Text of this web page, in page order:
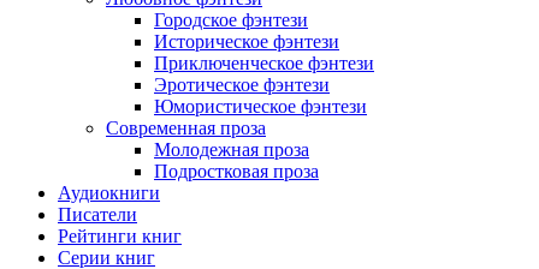
Городское фэнтези
Историческое фэнтези
Приключенческое фэнтези
Эротическое фэнтези
Юмористическое фэнтези
Современная проза
Молодежная проза
Подростковая проза
Аудиокниги
Писатели
Рейтинги книг
Серии книг